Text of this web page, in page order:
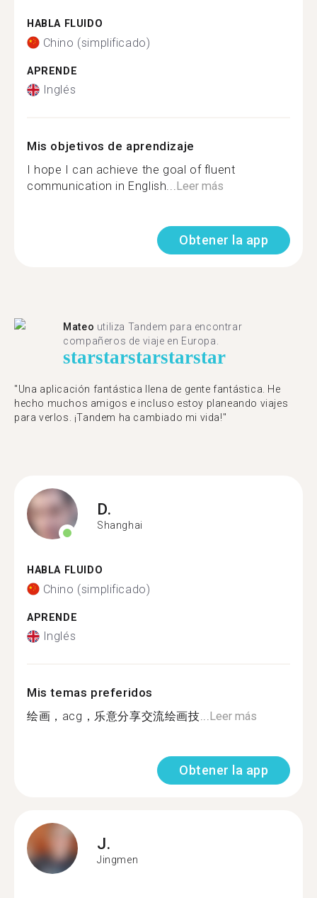
HABLA FLUIDO
Chino (simplificado)
APRENDE
Inglés
Mis objetivos de aprendizaje
I hope I can achieve the goal of fluent
communication in English...Leer más
Obtener la app
Mateo utiliza Tandem para encontrar
compañeros de viaje en Europa.
starstarstarstarstar
"Una aplicación fantástica llena de gente fantástica. He
hecho muchos amigos e incluso estoy planeando viajes
para verlos. ¡Tandem ha cambiado mi vida!"
D.
Shanghai
HABLA FLUIDO
Chino (simplificado)
APRENDE
Inglés
Mis temas preferidos
绘画，acg，乐意分享交流绘画技...Leer más
Obtener la app
J.
Jingmen